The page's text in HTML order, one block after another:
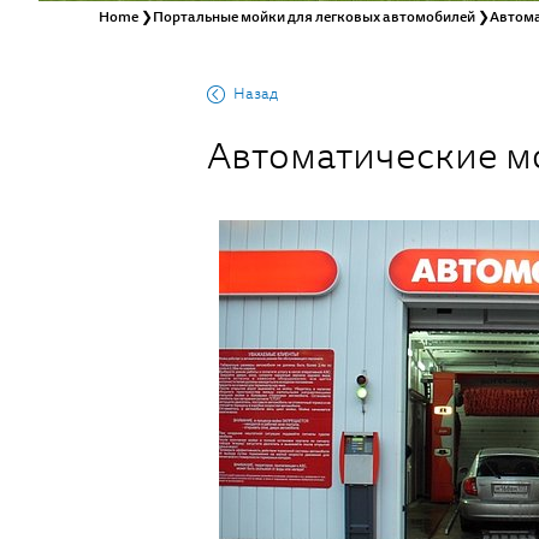
Home ❯ Портальные мойки для легковых автомобилей ❯
Назад
Автоматические